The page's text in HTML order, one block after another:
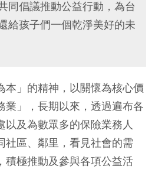
同倡議推動公益行動，為台
給孩子們一個乾淨美好的未
本」的精神，以關懷為核心價
業」，長期以來，透過遍布各
以及為數眾多的保險業務人
社區、鄰里，看見社會的需
積極推動及參與各項公益活